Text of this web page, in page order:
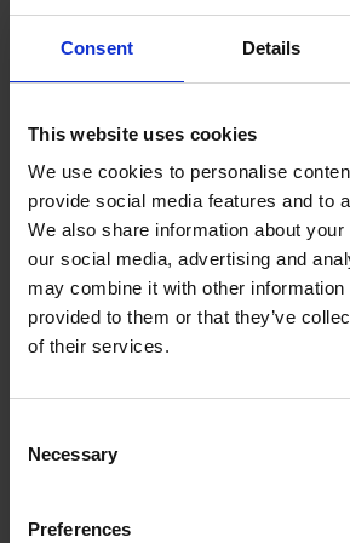
Consent Details
This website uses cookies
We use cookies to personalise
provide social media features and to
We also share information about
our social media, advertising and
may combine it with other information
provided to them or that they’ve
of their services.
Selection
Necessary
Preferences
Darüber hinaus bieten größere
mehr Aufstiegsmöglichkeiten
Die Arbeit in einem größeren
kann jedoch auch Nachteile mit
kann es sein, dass sich die
aufgrund des Remote-Jobs
abgekoppelt fühlen. Dies kann
Arbeitszufriedenheit führen.